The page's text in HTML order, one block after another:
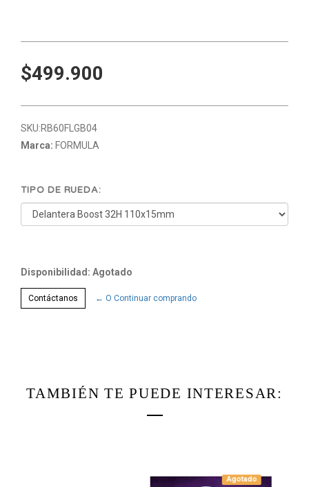
$499.900
SKU:RB60FLGB04
Marca: FORMULA
TIPO DE RUEDA:
Disponibilidad: Agotado
Contáctanos ← O Continuar comprando
TAMBIÉN TE PUEDE INTERESAR:
Agotado